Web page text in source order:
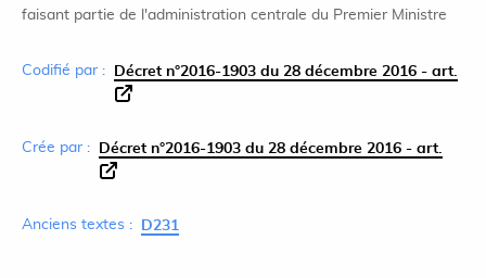
faisant partie de l'administration centrale du Premier Ministre
Codifié par : Décret n°2016-1903 du 28 décembre 2016 - art.
Crée par : Décret n°2016-1903 du 28 décembre 2016 - art.
Anciens textes : D231